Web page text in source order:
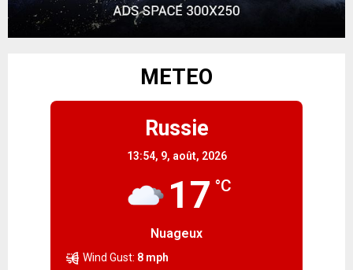
METEO
Russie
13:54, 9, août, 2026
17 °C
Nuageux
Wind Gust: 8 mph